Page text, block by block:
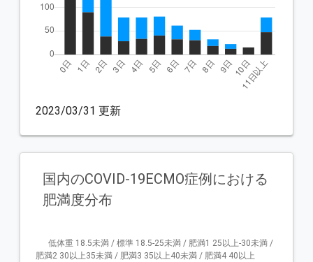
2023/03/31 更新
国内のCOVID-19ECMO症例における
肥満度分布
肥満2 30以上35未満 / 肥満3 35以上40未満 / 肥満4 40以上